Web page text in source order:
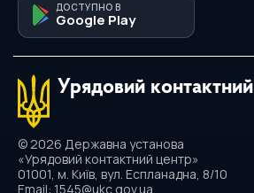
ДОСТУПНО В
Google Play
Урядовий
© 2026 Державна установа
«Урядовий контактний центр»
01001, м. Київ, вул. Еспланадна, 8/10
Email: 1545@ukc.gov.ua